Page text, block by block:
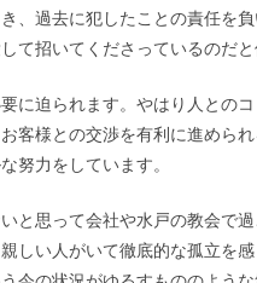
、過去に犯したことの責任を
て招いてくださっているのだと
に迫られます。やはり人との
客様との交渉を有利に進めら
努力をしています。
と思って会社や水戸の教会で
しい人がいて徹底的な孤立を